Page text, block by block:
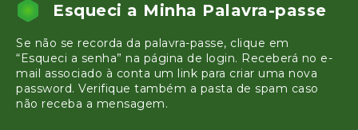
Esqueci a Minha Palavra-passe
Se não se recorda da palavra-passe, clique em
“Esqueci a senha” na página de login. Receberá no e-
mail associado à conta um link para criar uma nova
password. Verifique também a pasta de spam caso
não receba a mensagem.